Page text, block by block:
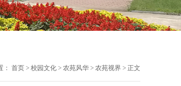
： 首页 > 校园文化 > 农苑风华 > 农苑视界 > 正文